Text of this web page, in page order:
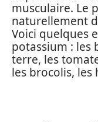
musculaire. Le
naturellement
Voici quelques
potassium : les
terre, les
les brocolis, les